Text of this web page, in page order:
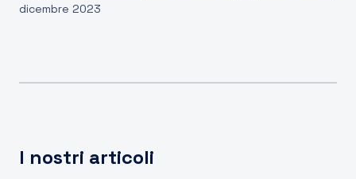
dicembre 2023
I nostri articoli